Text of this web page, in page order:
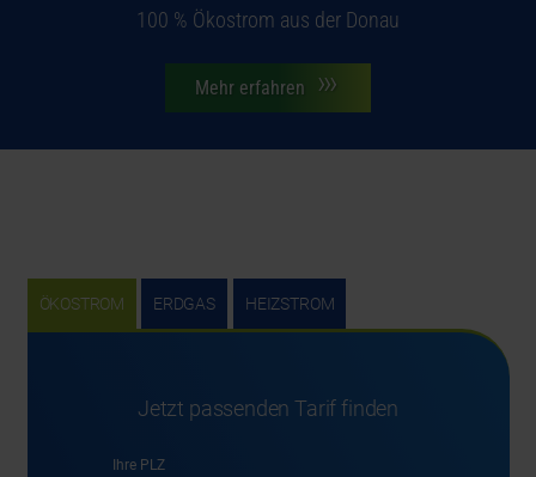
100 % Ökostrom aus der Donau
Mehr erfahren
ÖKOSTROM ERDGAS HEIZSTROM
Jetzt passenden Tarif finden
Ihre PLZ